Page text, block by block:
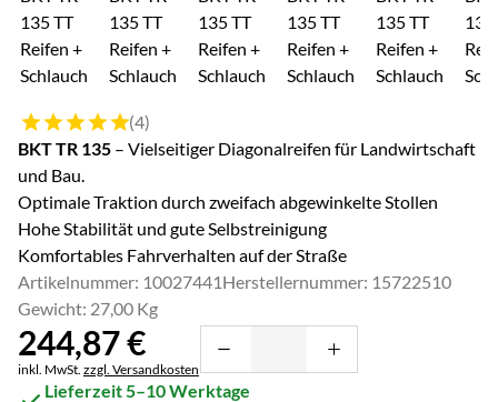
Bewertung: 5 von 5 (4 Bewertungen)
(4)
BKT TR 135 – Vielseitiger Diagonalreifen für Landwirtschaft
und Bau.
Optimale Traktion durch zweifach abgewinkelte Stollen
Hohe Stabilität und gute Selbstreinigung
Komfortables Fahrverhalten auf der Straße
Artikelnummer: 10027441Herstellernummer: 15722510
Gewicht: 27,00 Kg
244,87€
Steuerhinweis:
inkl. MwSt. zzgl. Versandkosten
Lieferzeit 5–10 Werktage